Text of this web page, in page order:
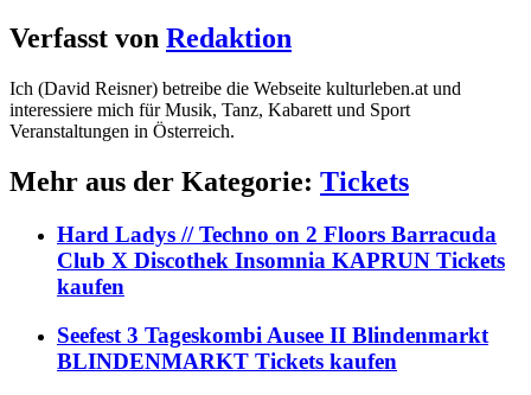
Verfasst von Redaktion
Ich (David Reisner) betreibe die Webseite kulturleben.at und
interessiere mich für Musik, Tanz, Kabarett und Sport
Veranstaltungen in Österreich.
Mehr aus der Kategorie: Tickets
Hard Ladys // Techno on 2 Floors Barracuda
Club X Discothek Insomnia KAPRUN Tickets
kaufen
Seefest 3 Tageskombi Ausee II Blindenmarkt
BLINDENMARKT Tickets kaufen